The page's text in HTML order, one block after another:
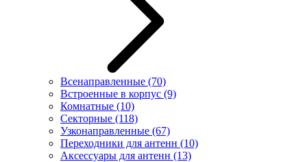
Всенаправленные (70)
Встроенные в корпус (9)
Комнатные (10)
Секторные (118)
Узконаправленные (67)
Переходники для антенн (10)
Аксессуары для антенн (13)